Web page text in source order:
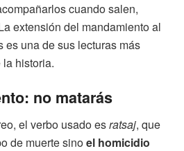
cuando salen,
extensión del mandamiento al
una de sus lecturas más
historia.
no matarás
el verbo usado esratsaj, que
de muerte sinoel homicidio